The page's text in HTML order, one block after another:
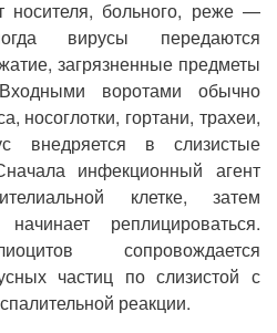
носителя, больного, реже —
вирусы передаются
загрязненные предметы
воротами обычно
носоглотки, гортани, трахеи,
внедряется в слизистые
инфекционный агент
клетке, затем
реплицироваться.
сопровождается
частиц по слизистой с
реакции.